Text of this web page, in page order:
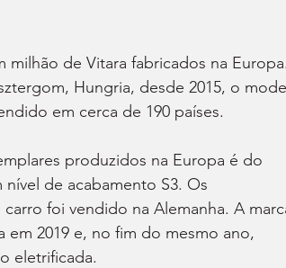
de Vitara fabricados na Europa.
Hungria, desde 2015, o
em cerca de 190 países.
produzidos na Europa é do
de acabamento S3. Os
foi vendido na Alemanha. A
em 2019 e, no fim do mesmo ano,
eletrificada.